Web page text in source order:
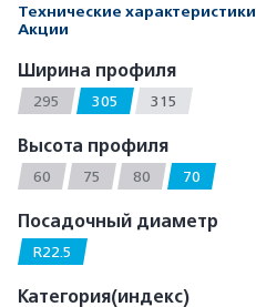
Технические характеристики
Акции
Ширина профиля
295 305 315
Высота профиля
60 75 80 70
Посадочный диаметр
R22.5
Категория(индекс)